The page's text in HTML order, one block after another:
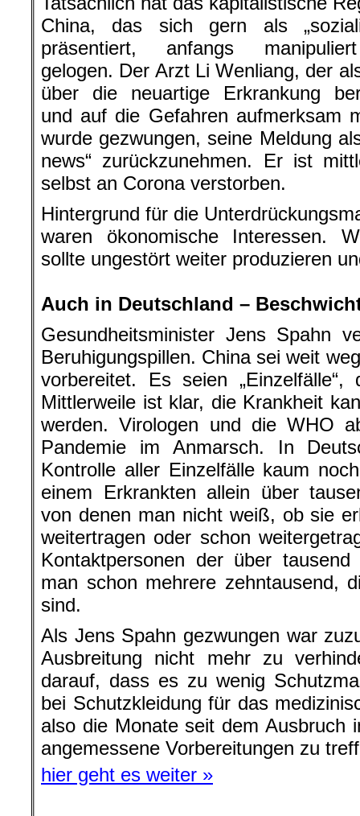
China, das sich gern als
präsentiert, anfangs
gelogen. Der Arzt Li Wenliang, der
über die neuartige Erkrankung
und auf die Gefahren aufmerksam
wurde gezwungen, seine Meldung
news“ zurückzunehmen. Er ist
selbst an Corona verstorben.
Hintergrund für die
waren ökonomische Interessen.
sollte ungestört weiter produzieren
Auch in Deutschland –
Gesundheitsminister Jens Spahn
Beruhigungspillen. China sei weit
vorbereitet. Es seien
Mittlerweile ist klar, die Krankheit
werden. Virologen und die WHO
Pandemie im Anmarsch. In
Kontrolle aller Einzelfälle kaum
einem Erkrankten allein über
von denen man nicht weiß, ob sie
weitertragen oder schon
Kontaktpersonen der über
man schon mehrere zehntausend,
sind.
Als Jens Spahn gezwungen war
Ausbreitung nicht mehr zu
darauf, dass es zu wenig
bei Schutzkleidung für das
also die Monate seit dem Ausbruch
angemessene Vorbereitungen zu
hier geht es weiter »